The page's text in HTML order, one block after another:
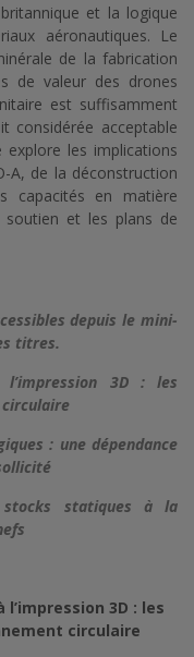
et la logique
aéronautiques. Le
de la fabrication
de valeur des drones
est suffisamment
considérée acceptable
les implications
A, de la déconstruction
capacités en matière
soutien et les plans de
depuis le mini-
titres.
l’impression 3D : les
circulaire
: une dépendance
statiques à la
3D : les
circulaire